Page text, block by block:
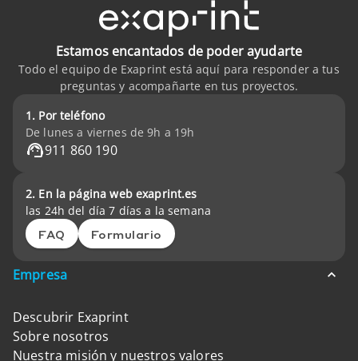
Estamos encantados de poder ayudarte
Todo el equipo de Exaprint está aquí para responder a tus
preguntas y acompañarte en tus proyectos.
1. Por teléfono
De lunes a viernes de 9h a 19h
911 860 190
2. En la página web exaprint.es
las 24h del día 7 días a la semana
FAQ Formulario
Empresa
Descubrir Exaprint
Sobre nosotros
Nuestra misión y nuestros valores